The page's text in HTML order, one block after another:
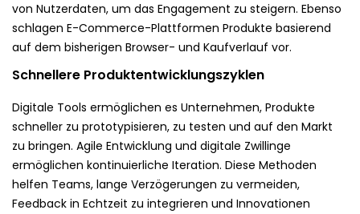
von Nutzerdaten, um das Engagement zu steigern. Ebenso
schlagen E-Commerce-Plattformen Produkte basierend
auf dem bisherigen Browser- und Kaufverlauf vor.
Schnellere Produktentwicklungszyklen
Digitale Tools ermöglichen es Unternehmen, Produkte
schneller zu prototypisieren, zu testen und auf den Markt
zu bringen. Agile Entwicklung und digitale Zwillinge
ermöglichen kontinuierliche Iteration. Diese Methoden
helfen Teams, lange Verzögerungen zu vermeiden,
Feedback in Echtzeit zu integrieren und Innovationen